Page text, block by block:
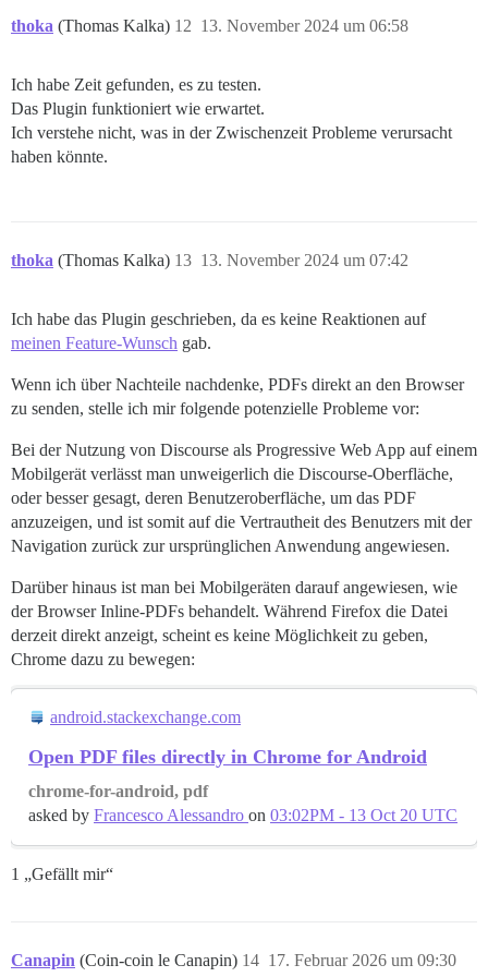
thoka (Thomas Kalka) 13. November 2024 um 06:58
12
Ich habe Zeit gefunden, es zu testen.
Das Plugin funktioniert wie erwartet.
Ich verstehe nicht, was in der Zwischenzeit Probleme verursacht
haben könnte.
thoka (Thomas Kalka) 13. November 2024 um 07:42
13
Ich habe das Plugin geschrieben, da es keine Reaktionen auf
meinen Feature-Wunsch gab.
Wenn ich über Nachteile nachdenke, PDFs direkt an den Browser
zu senden, stelle ich mir folgende potenzielle Probleme vor:
Bei der Nutzung von Discourse als Progressive Web App auf einem
Mobilgerät verlässt man unweigerlich die Discourse-Oberfläche,
oder besser gesagt, deren Benutzeroberfläche, um das PDF
anzuzeigen, und ist somit auf die Vertrautheit des Benutzers mit der
Navigation zurück zur ursprünglichen Anwendung angewiesen.
Darüber hinaus ist man bei Mobilgeräten darauf angewiesen, wie
der Browser Inline-PDFs behandelt. Während Firefox die Datei
derzeit direkt anzeigt, scheint es keine Möglichkeit zu geben,
Chrome dazu zu bewegen:
android.stackexchange.com
Open PDF files directly in Chrome for Android
chrome-for-android, pdf
asked by Francesco Alessandro on 03:02PM - 13 Oct 20 UTC
1 „Gefällt mir“
Canapin (Coin-coin le Canapin) 17. Februar 2026 um 09:30
14